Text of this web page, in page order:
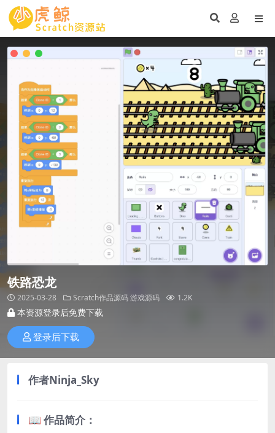
铁路恐龙
2025-03-28 Scratch作品源码游戏源码 1.2K
本资源登录后免费下载
登录后下载
作者Ninja_Sky
📖 作品简介：​